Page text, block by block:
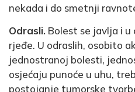
nekada i do smetnji
Odrasli. Bolest se javlja i u
rjeđe. U odraslih, osobito
jednostranoj bolesti,
osjećaju punoće u uhu,
postojanje tumorske